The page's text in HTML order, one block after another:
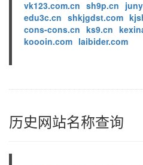
vk123.com.cn sh9p.cn
edu3c.cn shkjgdst.com
cons-cons.cn ks9.cn
koooin.com laibider.com
历史网站名称查询